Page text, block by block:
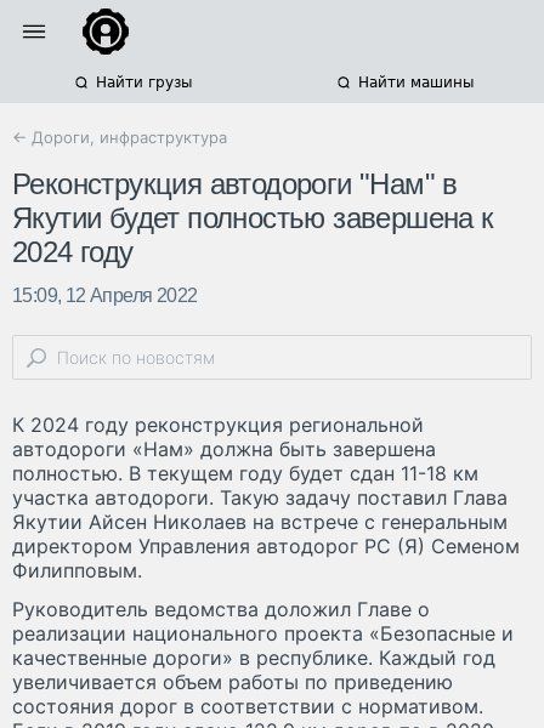
Найти грузы Найти машины
← Дороги, инфраструктура
Реконструкция автодороги "Нам" в
Якутии будет полностью завершена к
2024 году
15:09, 12 Апреля 2022
К 2024 году реконструкция региональной
автодороги «Нам» должна быть завершена
полностью. В текущем году будет сдан 11-18 км
участка автодороги. Такую задачу поставил Глава
Якутии Айсен Николаев на встрече с генеральным
директором Управления автодорог РС (Я) Семеном
Филипповым.
Руководитель ведомства доложил Главе о
реализации национального проекта «Безопасные и
качественные дороги» в республике. Каждый год
увеличивается объем работы по приведению
состояния дорог в соответствии с нормативом.